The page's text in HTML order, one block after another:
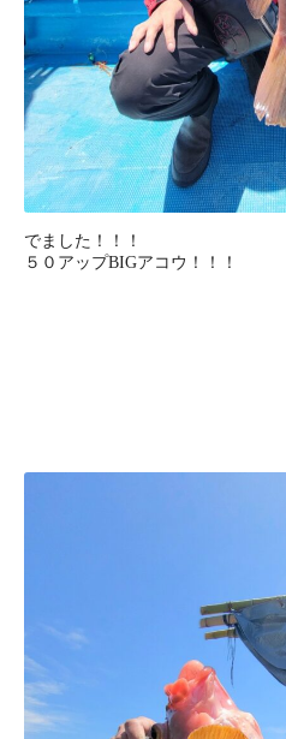
でました！！！
５０アップBIGアコウ！！！